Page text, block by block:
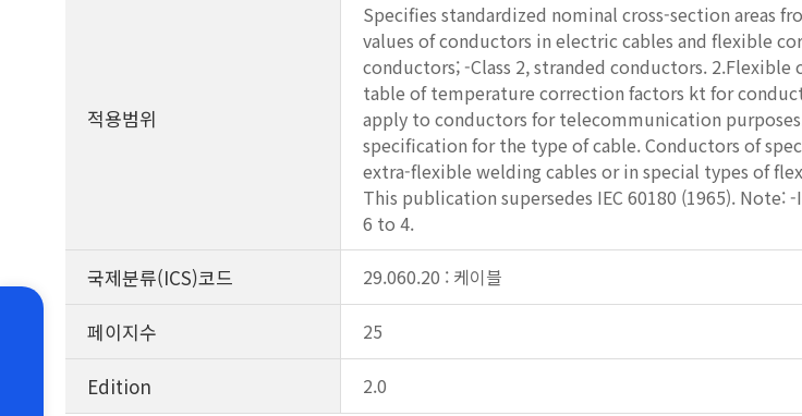
적용범위
Specifies standardized nominal cross-section areas
values of conductors in electric cables and flexible
conductors; -Class 2, stranded conductors. 2.Flexible
table of temperature correction factors kt for
apply to conductors for telecommunication
specification for the type of cable. Conductors of
extra-flexible welding cables or in special types of
This publication supersedes IEC 60180 (1965).
6 to 4.
국제분류(ICS)코드 29.060.20 : 케이블
페이지수 25
Edition 2.0